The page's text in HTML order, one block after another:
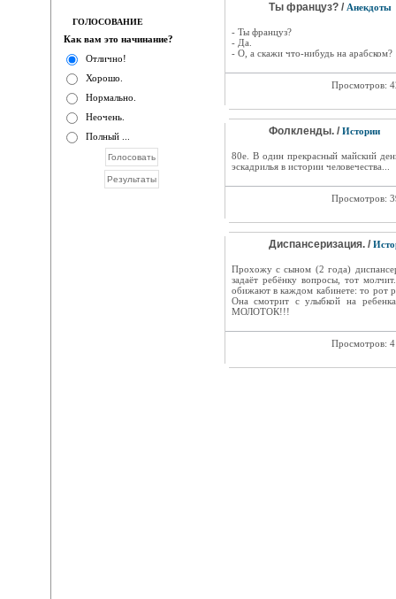
ГОЛОСОВАНИЕ
Как вам это начинание?
Отлично!
Хорошо.
Нормально.
Неочень.
Полный ...
Ты француз? / Анекдоты
- Ты француз?
- Да.
- О, а скажи что-нибудь на арабском?
Просмотров:
Фолкленды. / Истории
80е. В один прекрасный майский
эскадрилья в истории человечества...
Просмотров:
Диспансеризация. /
Прохожу с сыном (2 года)
задаёт ребёнку вопросы, тот
обижают в каждом кабинете: то рот
Она смотрит с улыбкой на
МОЛОТОК!!!
Просмотров: